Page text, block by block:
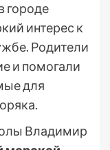
городе
интерес к
Родители
и помогали
для
Владимир